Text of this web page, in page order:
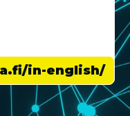
in-english/